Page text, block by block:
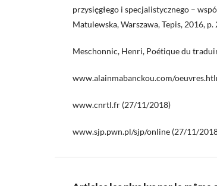
przysięgłego i specjalistycznego –
Matulewska, Warszawa, Tepis, 2016,
Meschonnic, Henri, Poétique du
www.alainmabanckou.com/
www.cnrtl.fr (27/11/2018)
www.sjp.pwn.pl/sjp/online (27/11/